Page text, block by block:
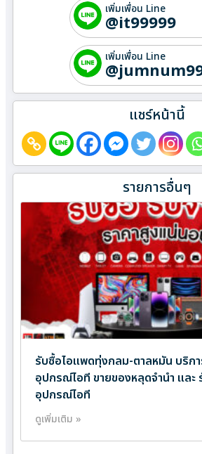
เพิ่มเพื่อน Line
@it99999
เพิ่มเพื่อน Line
แชร์หน้านี้
รายการอื่นๆ
รับซื้อไอแพดทุ่งกลม-ตาลหมัน บริก
อุปกรณ์ไอที ขายของหลุดจำนำ และ
อุปกรณ์ไอที
ดูเพิ่มเติม »